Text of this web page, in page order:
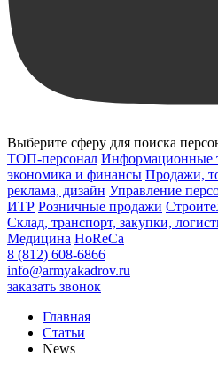
Выберите сферу для поиска
ТОП-персонал Информационные
экономика и финансы Продажи,
реклама, дизайн Управление
ИТР Розничные продажи
Склад, транспорт, закупки,
Медицина HoReCa
8 (812) 608-6866
info@armyakadrov.ru
заказать звонок
Главная
Статьи
News